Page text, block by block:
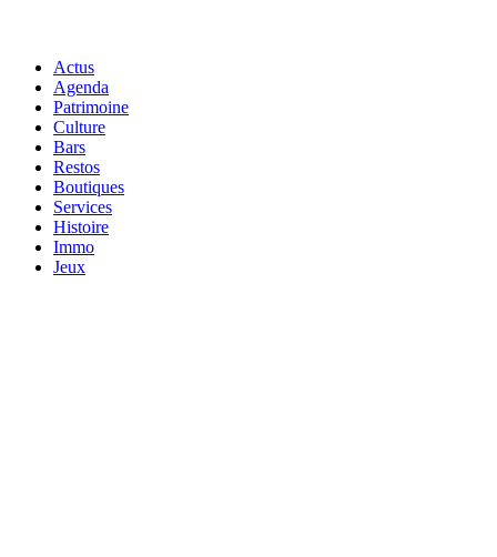
Actus
Agenda
Patrimoine
Culture
Bars
Restos
Boutiques
Services
Histoire
Immo
Jeux